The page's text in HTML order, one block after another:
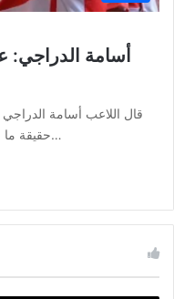
أسامة الدراجي:
قال اللاعب أسامة
حقيقة ما حصل قبل مباراة الجولة الثانية للبطولة ضد…